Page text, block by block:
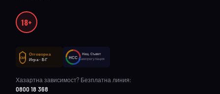
18+
ОИ
Отговорна
Игра · БГ
НСС
Нац. Съвет
Саморегулация
Хазартна зависимост? Безплатна линия:
0800 18 368